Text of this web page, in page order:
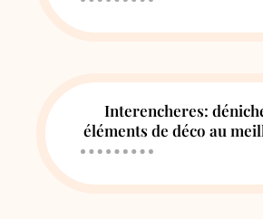
Interencheres:
éléments de déco au